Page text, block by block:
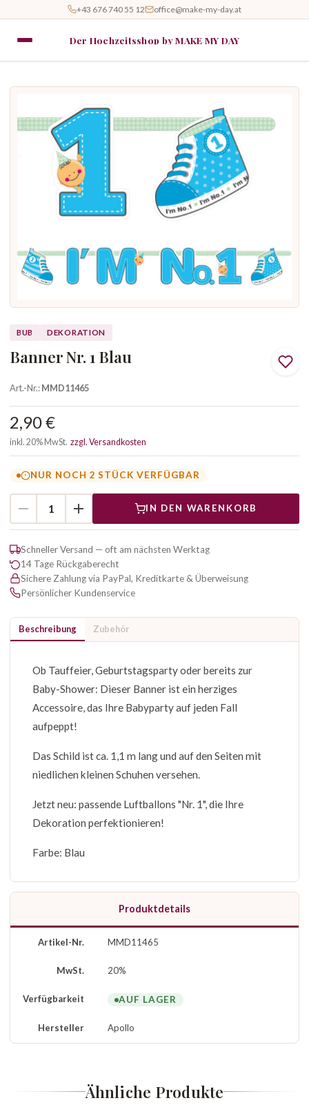
+43 676 740 55 12 office@make-my-day.at
Der Hochzeitsshop by MAKE MY DAY
BUB DEKORATION
Banner Nr. 1 Blau
Art.-Nr.:MMD11465
2,90 €
inkl. 20% MwSt. zzgl. Versandkosten
NUR NOCH 2 STÜCK VERFÜGBAR
IN DEN WARENKORB
Schneller Versand — oft am nächsten Werktag
14 Tage Rückgaberecht
Sichere Zahlung via PayPal, Kreditkarte & Überweisung
Persönlicher Kundenservice
Beschreibung Zubehör
Ob Tauffeier, Geburtstagsparty oder bereits zur
Baby-Shower: Dieser Banner ist ein herziges
Accessoire, das Ihre Babyparty auf jeden Fall
aufpeppt!
Das Schild ist ca. 1,1 m lang und auf den Seiten mit
niedlichen kleinen Schuhen versehen.
Jetzt neu: passende Luftballons "Nr. 1", die Ihre
Dekoration perfektionieren!
Farbe: Blau
Produktdetails
Artikel-Nr. MMD11465
MwSt. 20%
Verfügbarkeit AUF LAGER
Hersteller Apollo
Ähnliche Produkte